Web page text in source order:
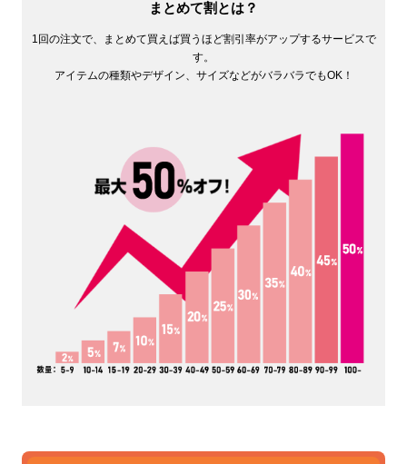
4オンス
いちばん薄手です。中身が透
けて見えるのが分かります。
価格が安いのでノベルティや
販促として製作する事が多い
です。たためる機能のあるエ
コバッグなどは、4オンスで
作っているものが比較的多い
です。
5オンス
薄手です。5オンスも中身が
透けて見えます。やや4オン
スよりも厚くなりますので、
ちょっとしっかりとした雰囲
気にはなります。手軽なトー
さそうです。
まとめて割とは？
1回の注文で、まとめて買えば買うほど割引率がアップするサービスで
す。
アイテムの種類やデザイン、サイズなどがバラバラでもOK！